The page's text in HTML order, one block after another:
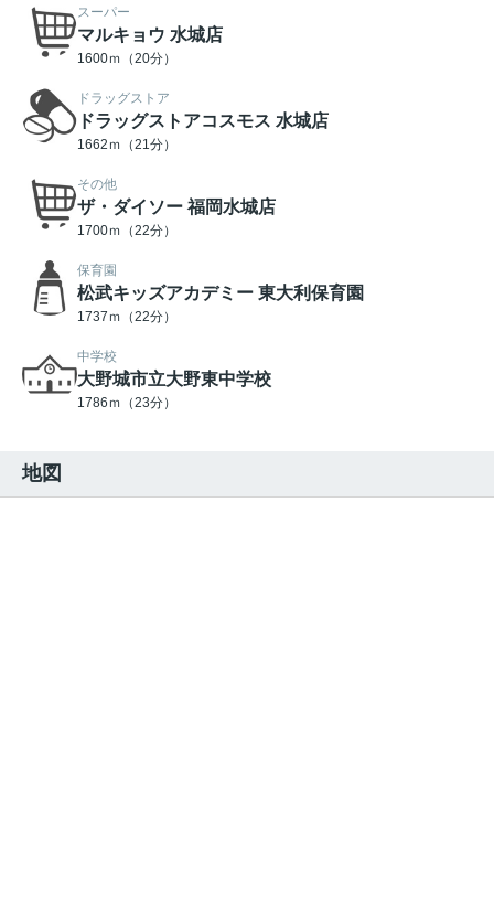
スーパー
マルキョウ 水城店
1600ｍ（20分）
ドラッグストア
ドラッグストアコスモス 水城店
1662ｍ（21分）
その他
ザ・ダイソー 福岡水城店
1700ｍ（22分）
保育園
松武キッズアカデミー 東大利保育園
1737ｍ（22分）
中学校
大野城市立大野東中学校
1786ｍ（23分）
地図